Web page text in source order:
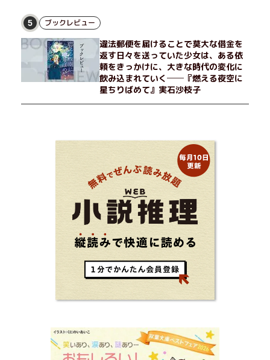
トセラー小説の邦訳版。
5 ブックレビュー
違法郵便を届けることで莫大な借金を
返す日々を送っていた少女は、ある依
頼をきっかけに、大きな時代の変化に
飲み込まれていく──『燃える夜空に
星ちりばめて』実石沙枝子